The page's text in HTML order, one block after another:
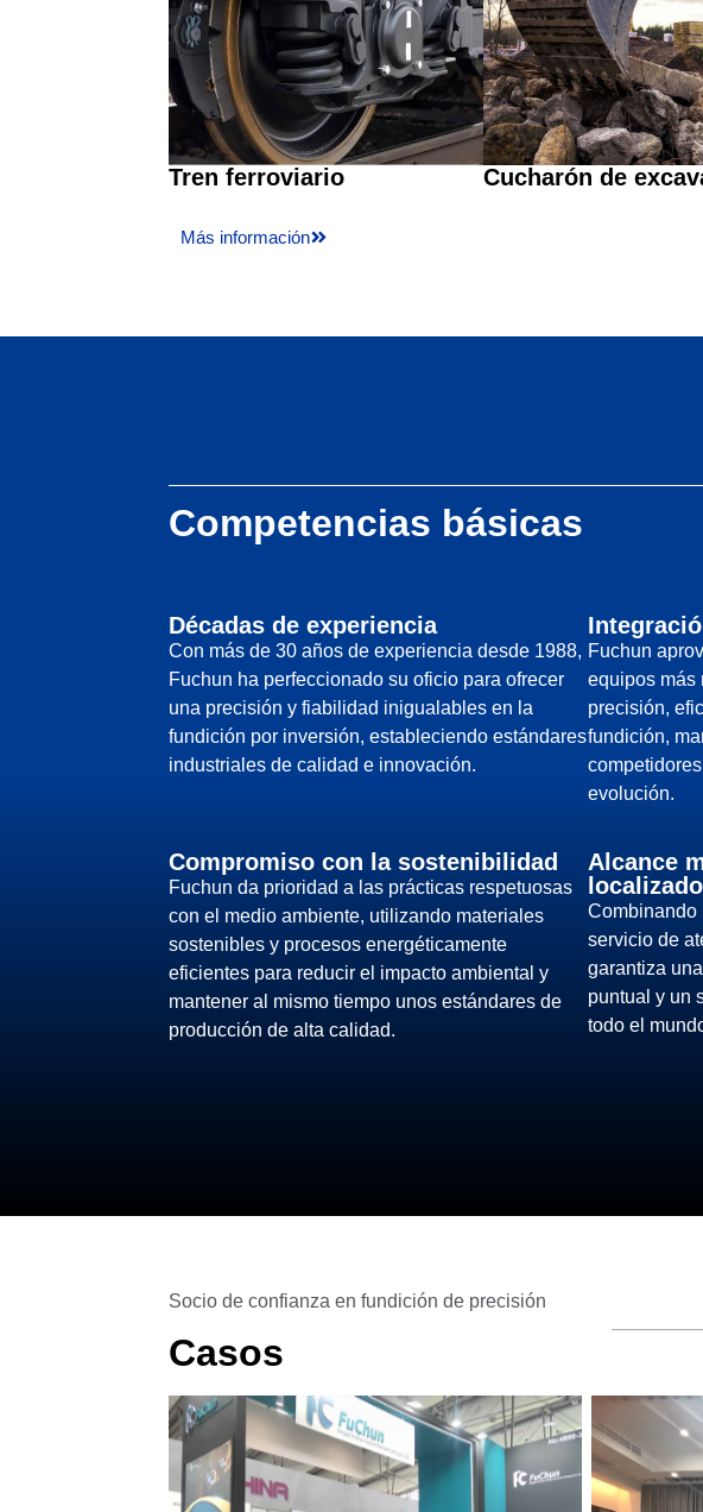
Tren ferroviario Cucharón de
Más información
Competencias básicas
Décadas de experiencia
Con más de 30 años de experiencia desde 1988,
Fuchun ha perfeccionado su oficio para ofrecer
una precisión y fiabilidad inigualables en la
fundición por inversión, estableciendo estándares
industriales de calidad e innovación.
Fuchun
equipos más
precisión,
fundición,
evolución.
Compromiso con la sostenibilidad
Fuchun da prioridad a las prácticas respetuosas
con el medio ambiente, utilizando materiales
sostenibles y procesos energéticamente
eficientes para reducir el impacto ambiental y
mantener al mismo tiempo unos estándares de
producción de alta calidad.
Alcance
localizado
Combinando
servicio de
garantiza
puntual y un
todo el
Socio de confianza en fundición de precisión
Casos